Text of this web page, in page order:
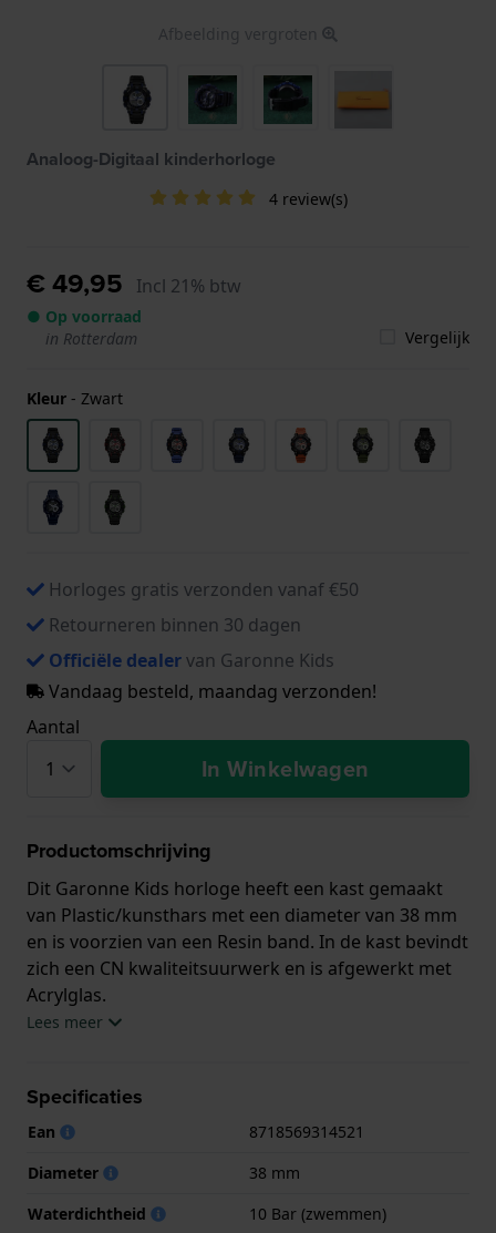
Afbeelding vergroten
Analoog-Digitaal kinderhorloge
4 review(s)
€ 49,95 Incl 21% btw
● Op voorraad
in Rotterdam
Vergelijk
Kleur - Zwart
Horloges gratis verzonden vanaf €50
Retourneren binnen 30 dagen
Officiële dealervan Garonne Kids
Vandaag besteld, maandag verzonden!
Aantal
In Winkelwagen
Productomschrijving
Dit Garonne Kids horloge heeft een kast gemaakt
van Plastic/kunsthars met een diameter van 38 mm
en is voorzien van een Resin band. In de kast bevindt
zich een CN kwaliteitsuurwerk en is afgewerkt met
Acrylglas.
horloge geleverd met 2 jaar garantie.
Lees meer
Specificaties
Ean
8718569314521
Diameter
38 mm
Waterdichtheid
10 Bar (zwemmen)